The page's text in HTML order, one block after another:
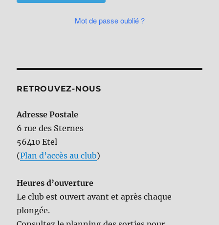
Mot de passe oublié ?
RETROUVEZ-NOUS
Adresse Postale
6 rue des Sternes
56410 Etel
(Plan d’accès au club)
Heures d’ouverture
Le club est ouvert avant et après chaque
plongée.